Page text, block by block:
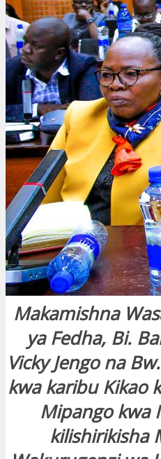
Makamishna
ya Fedha, Bi.
Vicky Jengo na
kwa karibu Kikao
Mipango kwa
kilishirikisha